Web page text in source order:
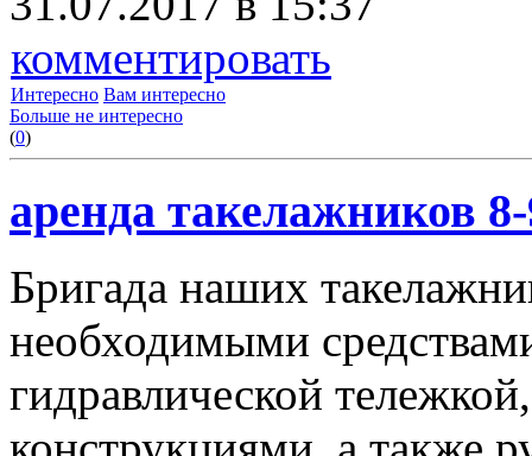
комментировать
Интересно Вам интересно
Больше не интересно
(0)
аренда такелажников
Бригада наших
необходимыми
гидравлической